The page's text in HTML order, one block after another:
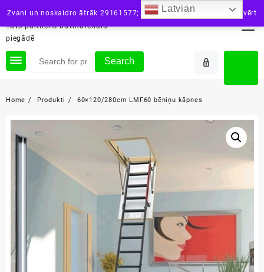
Zvani un noskaidro ātrāk 29161577; vai raksti: info@siltini.lvAizvērt
content
siltini.lv
Tavs partneris būvmateriālu
piegādē
Search
Home Produkti 60×120/280cm LMF60 bēniņu kāpnes
Latvian